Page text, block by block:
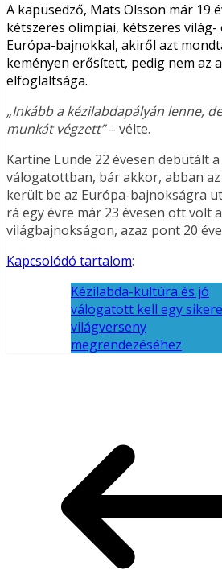
A kapusedző, Mats Olsson már 19
kétszeres olimpiai, kétszeres világ-
Európa-bajnokkal, akiről azt
keményen erősített, pedig nem az
elfoglaltsága.
„Inkább a kézilabdapályán lenne,
munkát végzett”– vélte.
Kartine Lunde 22 évesen debütált
válogatottban, bár akkor, abban
került be az Európa-bajnokságra
rá egy évre már 23 évesen ott volt a
világbajnokságon, azaz pont 20
Kapcsolódó tartalom:
Kézilabda-kultúra és jó
válogatott kell egy
világverseny
megrendezéséhez